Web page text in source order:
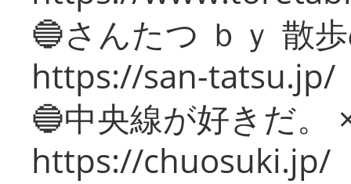
🔵さんたつ ｂｙ 散
https://san-tatsu.jp/
🔵中央線が好きだ。
https://chuosuki.jp/